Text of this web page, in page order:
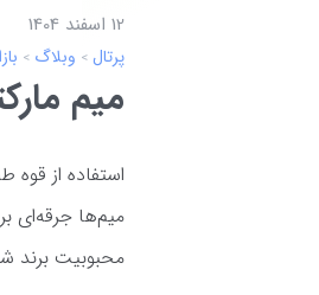
12 اسفند 1404
پرتال وبلاگ
میم
استفاده از
میم‌ها جرقه‌ای
محبوبیت برند